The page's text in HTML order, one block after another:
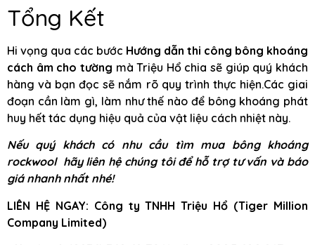
Tổng Kết
Hi vọng qua các bước Hướng dẫn thi công bông khoáng
cách âm cho tường mà Triệu Hổ chia sẽ giúp quý khách
hàng và bạn đọc sẽ nắm rõ quy trình thực hiện.Các giai
đoạn cần làm gì, làm như thế nào để bông khoáng phát
huy hết tác dụng hiệu quả của vật liệu cách nhiệt này.
Nếu quý khách có nhu cầu tìm mua bông khoáng
rockwool hãy liên hệ chúng tôi để hỗ trợ tư vấn và báo
giá nhanh nhất nhé!
LIÊN HỆ NGAY: Công ty TNHH Triệu Hổ (Tiger Million
Company Limited)